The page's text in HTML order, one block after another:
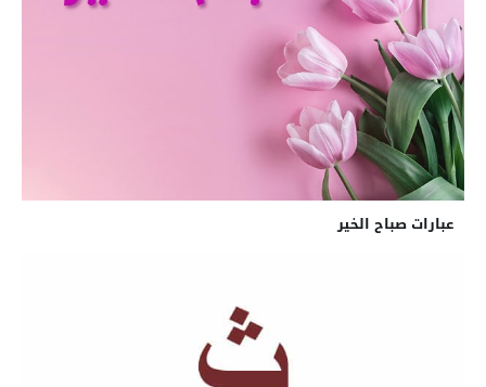
عبارات صباح الخير